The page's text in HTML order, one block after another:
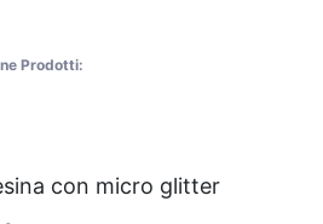
Prodotti:
con micro glitter